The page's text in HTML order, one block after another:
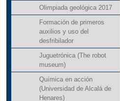
Olimpiada geológica 2017
Formación de primeros
auxilios y uso del
desfribilador
Juguetrónica (The robot
museum)
Química en acción
(Universidad de Alcalá de
Henares)